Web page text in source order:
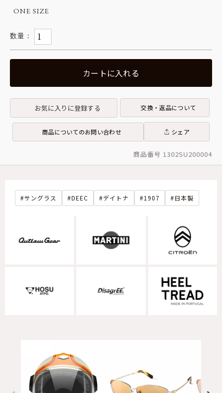
ONE SIZE
カートに入れる
お気に入りに登録する 交換・返品について
商品についてのお問い合わせ シェア
商品番号 1302SU200004
サングラス DEEC デイトナ 1907 日本製